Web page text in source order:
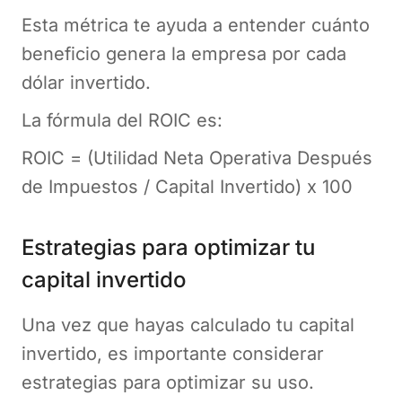
Esta métrica te ayuda a entender cuánto
beneficio genera la empresa por cada
dólar invertido.
La fórmula del ROIC es:
ROIC = (Utilidad Neta Operativa Después
de Impuestos / Capital Invertido) x 100
Estrategias para optimizar tu
capital invertido
Una vez que hayas calculado tu capital
invertido, es importante considerar
estrategias para optimizar su uso.